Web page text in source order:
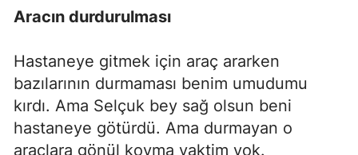
Aracın durdurulması
Hastaneye gitmek için araç ararken
bazılarının durmaması benim umudumu
kırdı. Ama Selçuk bey sağ olsun beni
hastaneye götürdü. Ama durmayan o
araçlara gönül koyma vaktim yok.